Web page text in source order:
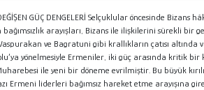
DEĞİŞEN GÜÇ DENGELERİ Selçuklular öncesinde
arayışları, Bizans ile ilişkilerini sürekli
ve Bagratuni gibi krallıkların çatısı
yönelmesiyle Ermeniler, iki güç arasında kritik
ile yeni bir döneme evrilmiştir. Bu büyük
Ermeni liderleri bağımsız hareket etme arayışına